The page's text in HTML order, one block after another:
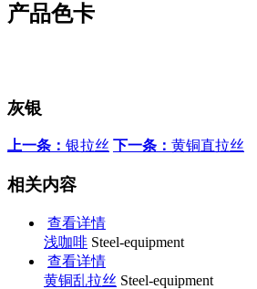
产品色卡
灰银
上一条： 银拉丝 下一条： 黄铜直拉丝
相关内容
查看详情
浅咖啡 Steel-equipment
查看详情
黄铜乱拉丝 Steel-equipment